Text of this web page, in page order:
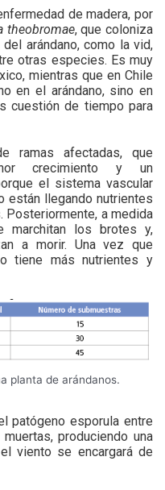
de madera, por
theobromae, que coloniza
arándano, como la vid,
otras especies. Es muy
mientras que en Chile
en el arándano, sino en
cuestión de tiempo para
ramas afectadas, que
crecimiento y un
el sistema vascular
están llegando nutrientes
Posteriormente, a medida
marchitan los brotes y,
a morir. Una vez que
tiene más nutrientes y
planta de arándanos.
patógeno esporula entre
produciendo una
viento se encargará de